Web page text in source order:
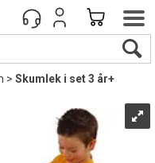
>Skumlek i set 3 år+